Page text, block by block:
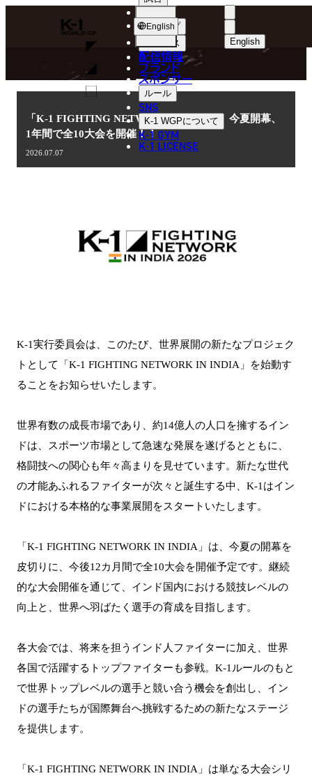
K-
WGP
English
中文（繁體
ショップ
ニュース
配信情報
ブランド
スポンサー
ルール
SNS
K-1 WGPについて
K-1 GYM
K-1 LICENSE
English
NEWS
ニュース
「K-1 FIGHTING NETWORK IN INDIA」今夏開幕、
1年間で全10大会を開催！！
2026.07.07
K-1実行委員会は、このたび、世界展開の新たなプロジェク
トとして「K-1 FIGHTING NETWORK IN INDIA」を始動す
ることをお知らせいたします。
世界有数の成長市場であり、約14億人の人口を擁するイン
ドは、スポーツ市場として急速な発展を遂げるとともに、
格闘技への関心も年々高まりを見せています。新たな世代
の才能あふれるファイターが次々と誕生する中、K-1はイン
ドにおける本格的な事業展開をスタートいたします。
「K-1 FIGHTING NETWORK IN INDIA」は、今夏の開幕を
皮切りに、今後12カ月間で全10大会を開催予定です。継続
的な大会開催を通じて、インド国内における競技レベルの
向上と、世界へ羽ばたく選手の育成を目指します。
各大会では、将来を担うインド人ファイターに加え、世界
各国で活躍するトップファイターも参戦。K-1ルールのもと
で世界トップレベルの選手と競い合う機会を創出し、イン
ドの選手たちが国際舞台へ挑戦するための新たなステージ
を提供します。
「K-1 FIGHTING NETWORK IN INDIA」は単なる大会シリ